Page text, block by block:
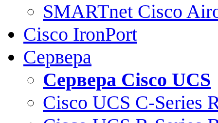
SMARTnet Cisco
Cisco IronPort
Сервера
Сервера Cisco UCS
Cisco UCS C-Series